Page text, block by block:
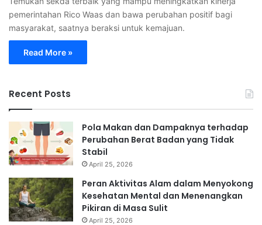
pemerintahan Rico Waas dan bawa perubahan positif bagi
masyarakat, saatnya beraksi untuk kemajuan.
Read More »
Recent Posts
Pola Makan dan Dampaknya terhadap
Perubahan Berat Badan yang Tidak
Stabil
April 25, 2026
Peran Aktivitas Alam dalam Menyokong
Kesehatan Mental dan Menenangkan
Pikiran di Masa Sulit
April 25, 2026